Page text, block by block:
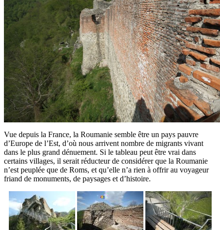
Vue depuis la France, la Roumanie semble être un pays pauvre
d’Europe de l’Est, d’où nous arrivent nombre de migrants vivant
dans le plus grand dénuement. Si le tableau peut être vrai dans
certains villages, il serait réducteur de considérer que la Roumanie
n’est peuplée que de Roms, et qu’elle n’a rien à offrir au voyageur
friand de monuments, de paysages et d’histoire.